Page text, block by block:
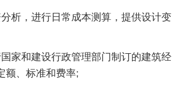
，进行日常成本测算，提供设计变
和建设行政管理部门制订的建筑经
额、标准和费率;